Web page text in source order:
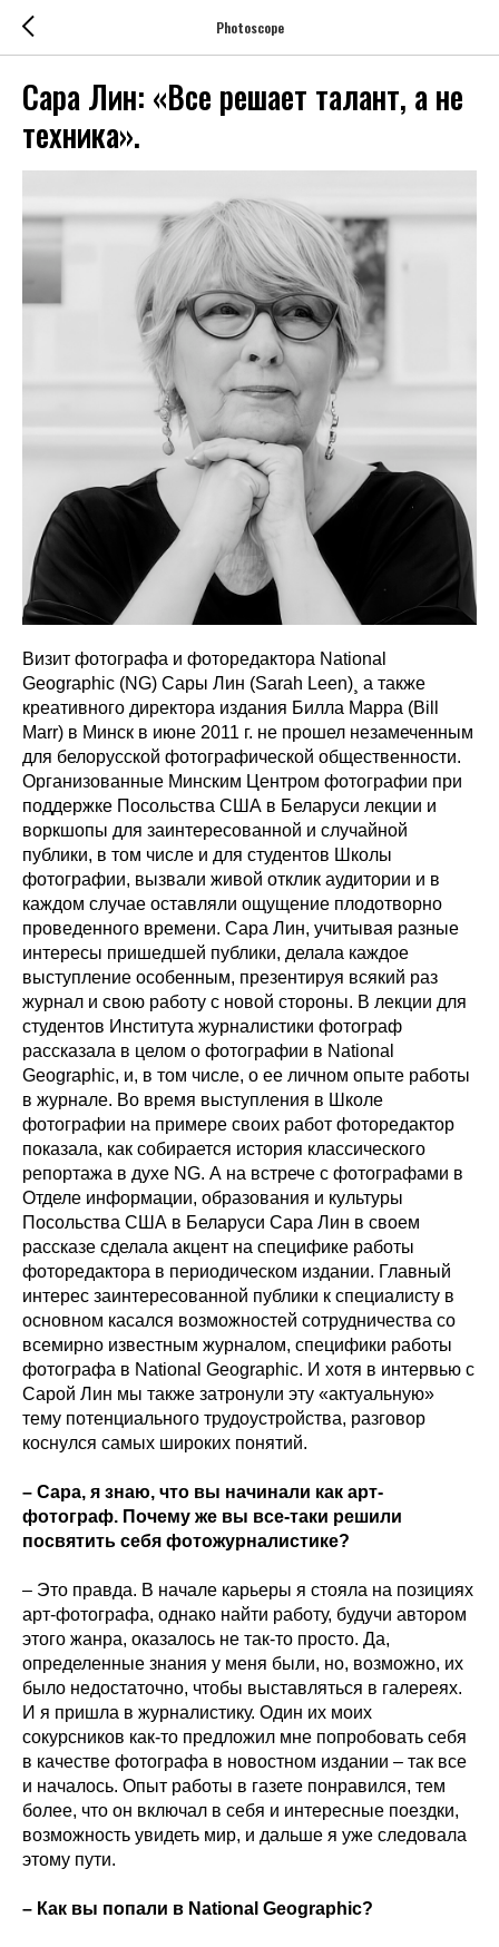
Photoscope
Сара Лин: «Все решает талант, а не
техника».
Визит фотографа и фоторедактора National
Geographic (NG) Сары Лин (Sarah Leen)¸ а также
креативного директора издания Билла Марра (Bill
Marr) в Минск в июне 2011 г. не прошел незамеченным
для белорусской фотографической общественности.
Организованные Минским Центром фотографии при
поддержке Посольства США в Беларуси лекции и
воркшопы для заинтересованной и случайной
публики, в том числе и для студентов Школы
фотографии, вызвали живой отклик аудитории и в
каждом случае оставляли ощущение плодотворно
проведенного времени. Сара Лин, учитывая разные
интересы пришедшей публики, делала каждое
выступление особенным, презентируя всякий раз
журнал и свою работу с новой стороны. В лекции для
студентов Института журналистики фотограф
рассказала в целом о фотографии в National
Geographic, и, в том числе, о ее личном опыте работы
в журнале. Во время выступления в Школе
фотографии на примере своих работ фоторедактор
показала, как собирается история классического
репортажа в духе NG. А на встрече с фотографами в
Отделе информации, образования и культуры
Посольства США в Беларуси Сара Лин в своем
рассказе сделала акцент на специфике работы
фоторедактора в периодическом издании. Главный
интерес заинтересованной публики к специалисту в
основном касался возможностей сотрудничества со
всемирно известным журналом, специфики работы
фотографа в National Geographic. И хотя в интервью с
Сарой Лин мы также затронули эту «актуальную»
тему потенциального трудоустройства, разговор
коснулся самых широких понятий.
– Сара, я знаю, что вы начинали как арт-
фотограф. Почему же вы все-таки решили
посвятить себя фотожурналистике?
– Это правда. В начале карьеры я стояла на позициях
арт-фотографа, однако найти работу, будучи автором
этого жанра, оказалось не так-то просто. Да,
определенные знания у меня были, но, возможно, их
было недостаточно, чтобы выставляться в галереях.
И я пришла в журналистику. Один их моих
сокурсников как-то предложил мне попробовать себя
в качестве фотографа в новостном издании – так все
и началось. Опыт работы в газете понравился, тем
более, что он включал в себя и интересные поездки,
возможность увидеть мир, и дальше я уже следовала
этому пути.
– Как вы попали в National Geographic?